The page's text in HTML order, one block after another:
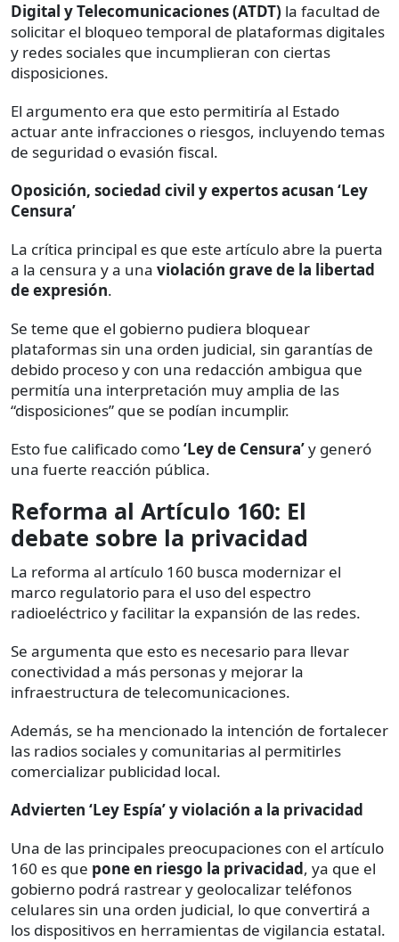
Digital y Telecomunicaciones (ATDT) la facultad de
solicitar el bloqueo temporal de plataformas digitales
y redes sociales que incumplieran con ciertas
disposiciones.
El argumento era que esto permitiría al Estado
actuar ante infracciones o riesgos, incluyendo temas
de seguridad o evasión fiscal.
Oposición, sociedad civil y expertos acusan ‘Ley
Censura’
La crítica principal es que este artículo abre la puerta
a la censura y a una violación grave de la libertad
de expresión.
Se teme que el gobierno pudiera bloquear
plataformas sin una orden judicial, sin garantías de
debido proceso y con una redacción ambigua que
permitía una interpretación muy amplia de las
“disposiciones” que se podían incumplir.
Esto fue calificado como‘Ley de Censura’y generó
una fuerte reacción pública.
Reforma al Artículo 160: El
debate sobre la privacidad
La reforma al artículo 160 busca modernizar el
marco regulatorio para el uso del espectro
radioeléctrico y facilitar la expansión de las redes.
Se argumenta que esto es necesario para llevar
conectividad a más personas y mejorar la
infraestructura de telecomunicaciones.
Además, se ha mencionado la intención de fortalecer
las radios sociales y comunitarias al permitirles
comercializar publicidad local.
Advierten ‘Ley Espía’ y violación a la privacidad
Una de las principales preocupaciones con el artículo
160 es que pone en riesgo la privacidad, ya que el
gobierno podrá rastrear y geolocalizar teléfonos
celulares sin una orden judicial, lo que convertirá a
los dispositivos en herramientas de vigilancia estatal.